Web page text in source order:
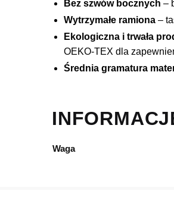
Bez szwów bocznych –
Wytrzymałe ramiona –
Ekologiczna i trwała
OEKO-TEX dla
Średnia gramatura
Waga